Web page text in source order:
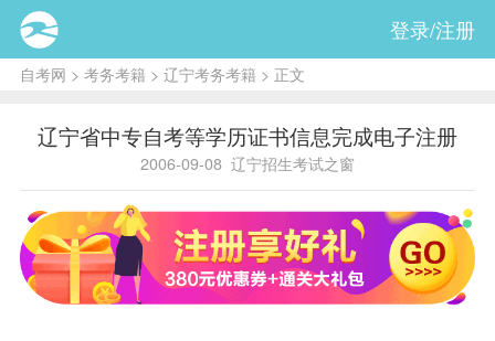
登录/注册
自考网 > 考务考籍 > 辽宁考务考籍 > 正文
辽宁省中专自考等学历证书信息完成电子注册
2006-09-08 辽宁招生考试之窗